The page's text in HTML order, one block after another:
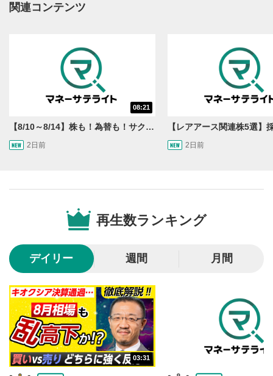
動画再生エリア
動画再生エリアをクリックすると、動画を再生または
一時停止します。
2
再生/一時停止
動画を再生または一時停止します。
10秒戻し/10秒送り
10秒、動画を巻き戻し/早送りします。
シークバー
再生位置を示しています。再生したい位置をクリック
するとその位置から動画が再生されます。
6
画質/再生速度の設定
画質の選択/再生速度の変更ができます。
7
音量調整
関連コンテンツ
08:21
【8/10～8/14】株も！為替も！サクッと！来週のマーケット見通し＜Next View＞
2日前 2日前
再生数ランキング
デイリー 週間 月間
03:31